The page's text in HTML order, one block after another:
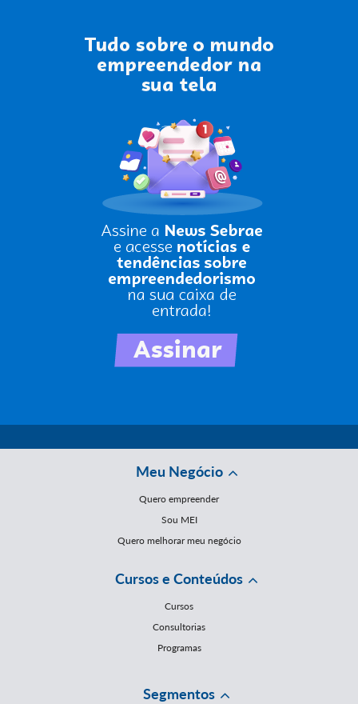
Meu Negócio
Quero empreender
Sou MEI
Quero melhorar meu negócio
Cursos e Conteúdos
Cursos
Consultorias
Programas
Segmentos